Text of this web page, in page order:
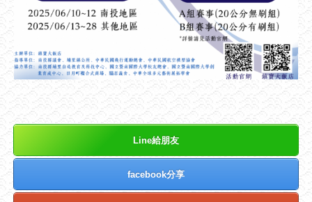
Line給朋友
facebook分享